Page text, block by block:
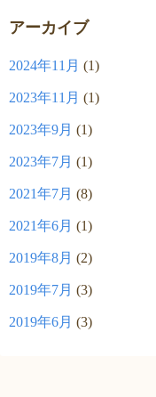
アーカイブ
2024年11月 (1)
2023年11月 (1)
2023年9月 (1)
2023年7月 (1)
2021年7月 (8)
2021年6月 (1)
2019年8月 (2)
2019年7月 (3)
2019年6月 (3)